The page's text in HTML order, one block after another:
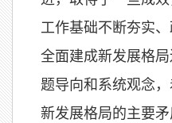
工作基础不断夯实
全面建成新发展格
题导向和系统观念
新发展格局的主要